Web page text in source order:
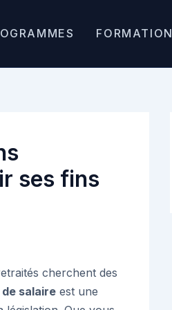
FORMATION
ses fins
cherchent des
salaire est une